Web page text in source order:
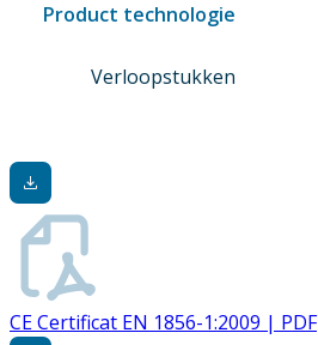
Product technologie
Verloopstukken
CE Certificat EN 1856-1:2009 | PDF